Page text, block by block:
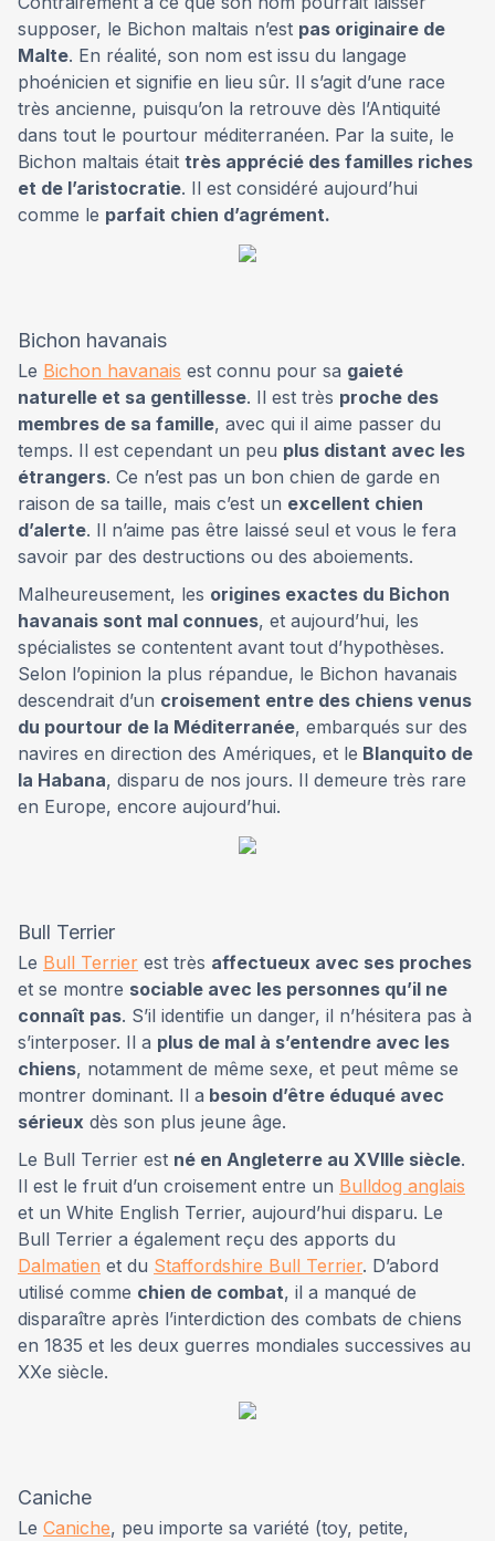
supposer, le Bichon maltais n’est pas originaire de
Malte. En réalité, son nom est issu du langage
phoénicien et signifie en lieu sûr. Il s’agit d’une race
très ancienne, puisqu’on la retrouve dès l’Antiquité
dans tout le pourtour méditerranéen. Par la suite, le
Bichon maltais était très apprécié des familles riches
et de l’aristocratie. Il est considéré aujourd’hui
comme le parfait chien d’agrément.
Bichon havanais
Le Bichon havanais est connu pour sa gaieté
naturelle et sa gentillesse. Il est très proche des
membres de sa famille, avec qui il aime passer du
temps. Il est cependant un peu plus distant avec les
étrangers. Ce n’est pas un bon chien de garde en
raison de sa taille, mais c’est un excellent chien
d’alerte. Il n’aime pas être laissé seul et vous le fera
savoir par des destructions ou des aboiements.
Malheureusement, les origines exactes du Bichon
havanais sont mal connues, et aujourd’hui, les
spécialistes se contentent avant tout d’hypothèses.
Selon l’opinion la plus répandue, le Bichon havanais
descendrait d’un croisement entre des chiens venus
du pourtour de la Méditerranée, embarqués sur des
navires en direction des Amériques, et le Blanquito de
la Habana, disparu de nos jours. Il demeure très rare
en Europe, encore aujourd’hui.
Bull Terrier
Le Bull Terrier est très affectueux avec ses proches
et se montre sociable avec les personnes qu’il ne
connaît pas. S’il identifie un danger, il n’hésitera pas à
s’interposer. Il a plus de mal à s’entendre avec les
chiens, notamment de même sexe, et peut même se
montrer dominant. Il a besoin d’être éduqué avec
sérieux dès son plus jeune âge.
Le Bull Terrier est né en Angleterre au XVIIIe siècle.
Il est le fruit d’un croisement entre un Bulldog anglais
et un White English Terrier, aujourd’hui disparu. Le
Bull Terrier a également reçu des apports du
Dalmatien et du Staffordshire Bull Terrier. D’abord
utilisé comme chien de combat, il a manqué de
disparaître après l’interdiction des combats de chiens
en 1835 et les deux guerres mondiales successives au
XXe siècle.
Caniche
Le Caniche, peu importe sa variété (toy, petite,